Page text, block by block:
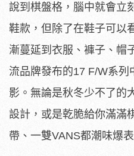
說到棋盤格，腦中就會立
鞋款，但除了在鞋子可以
漸蔓延到衣服、褲子、帽
流品牌發布的17 F/W系
影。無論是秋冬少不了的
設計，或是乾脆給你滿滿
帶、一雙VANS都潮味爆表